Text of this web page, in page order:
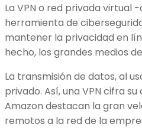
La VPN o red privada virtual
herramienta de
mantener la privacidad en
hecho, los grandes medios
La transmisión de datos, al
privado. Así, una VPN cifra
Amazon destacan la gran
remotos a la red de la